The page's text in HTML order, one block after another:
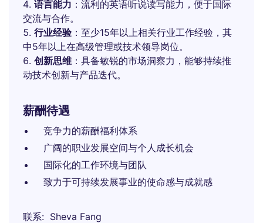
语言能力 ：流利的英语听说读写能力，便于国际
交流与合作。
行业经验：至少15年以上相关行业工作经验，其
中5年以上在高级管理或技术领导岗位。
创新思维 ：具备敏锐的市场洞察力，能够持续推
动技术创新与产品迭代。
薪酬待遇
竞争力的薪酬福利体系
广阔的职业发展空间与个人成长机会
国际化的工作环境与团队
致力于可持续发展事业的使命感与成就感
联系
Sheva Fang